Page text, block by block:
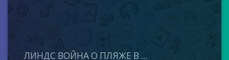
ЛИНДС ВОЙНА О ПЛЯЖЕ В ...